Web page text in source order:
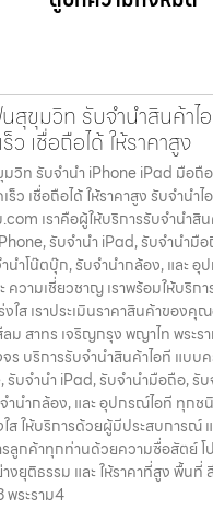
นสุขุมวิท รับจำนำสินค้า
ว เชื่อถือได้ ให้ราคาสูง
มวิท รับจำนำ iPhone iPad มือถื
ว เชื่อถือได้ ให้ราคาสูง รับจำนำ
เราคือผู้ให้บริการรับจำนำสิ
รับจำนำ iPad, รับจำนำมื
นำโน๊ตบุ๊ก, รับจำนำกล้อง, และ
ความเชี่ยวชาญ เราพร้อมให้บริ
ใส เราประเมินราคาสินค้าของคุ
ม สาทร เจริญกรุง พญาไท พระร
ร บริการรับจำนำสินค้าไอที แบบค
รับจำนำ iPad, รับจำนำมือถือ, รั
ำนำกล้อง, และ อุปกรณ์ไอที ทุกช
ใส ให้บริการด้วยผู้มีประสบการณ์
ลูกค้าทุกท่านด้วยความซื่อสัตย์ โป
ยุติธรรม และ ให้ราคาที่สูง พื้นที่
พระราม4